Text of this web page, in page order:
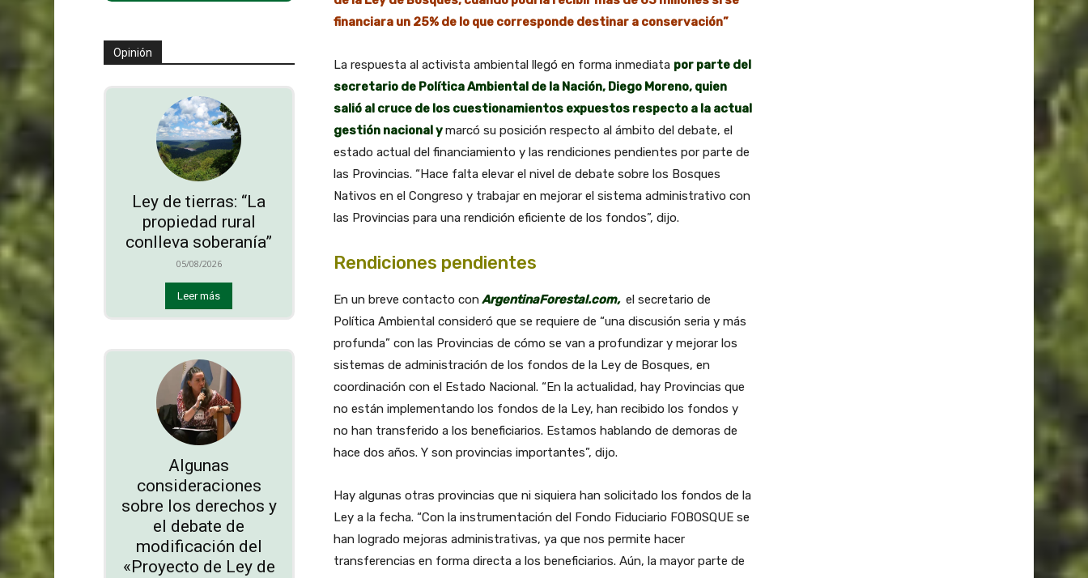
Opinión
Ley de tierras: “La
propiedad rural
conlleva soberanía”
05/08/2026
Leer más
Algunas
consideraciones
sobre los derechos y
el debate de
modificación del
«Proyecto de Ley de
financiara un 25% de lo que corresponde destinar a conservación”
La respuesta al activista ambiental llegó en forma inmediata por parte del
secretario de Política Ambiental de la Nación, Diego Moreno, quien
salió al cruce de los cuestionamientos expuestos respecto a la actual
gestión nacional ymarcó su posición respecto al ámbito del debate, el
estado actual del financiamiento y las rendiciones pendientes por parte de
las Provincias. “Hace falta elevar el nivel de debate sobre los Bosques
Nativos en el Congreso y trabajar en mejorar el sistema administrativo con
las Provincias para una rendición eficiente de los fondos”, dijo.
Rendiciones pendientes
En un breve contacto conArgentinaForestal.com, el secretario de
Política Ambiental consideró que se requiere de “una discusión seria y más
profunda” con las Provincias de cómo se van a profundizar y mejorar los
sistemas de administración de los fondos de la Ley de Bosques, en
coordinación con el Estado Nacional. “En la actualidad, hay Provincias que
no están implementando los fondos de la Ley, han recibido los fondos y
no han transferido a los beneficiarios. Estamos hablando de demoras de
hace dos años. Y son provincias importantes”, dijo.
Hay algunas otras provincias que ni siquiera han solicitado los fondos de la
Ley a la fecha. “Con la instrumentación del Fondo Fiduciario FOBOSQUE se
han logrado mejoras administrativas, ya que nos permite hacer
transferencias en forma directa a los beneficiarios. Aún, la mayor parte de